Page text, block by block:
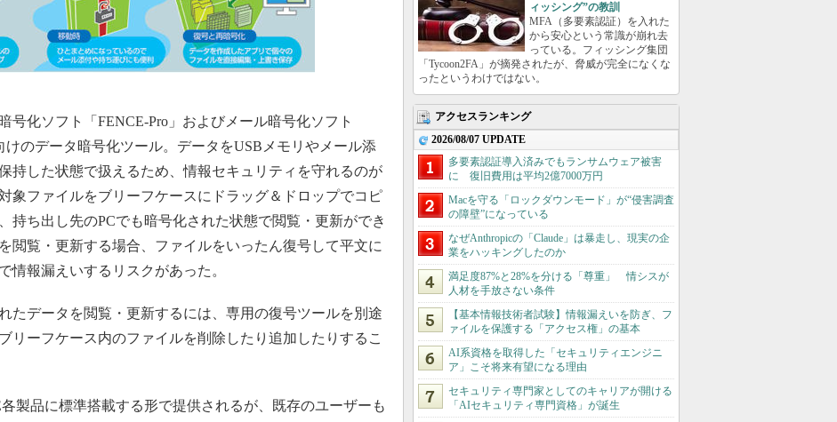
化ソフト「FENCE-Pro」およびメール暗号化ソフト
けのデータ暗号化ツール。データをUSBメモリやメール添
持した状態で扱えるため、情報セキュリティを守れるのが
象ファイルをブリーフケースにドラッグ＆ドロップでコピ
持ち出し先のPCでも暗号化された状態で閲覧・更新ができ
閲覧・更新する場合、ファイルをいったん復号して平文に
情報漏えいするリスクがあった。
たデータを閲覧・更新するには、専用の復号ツールを別途
リーフケース内のファイルを削除したり追加したりするこ
製品に標準搭載する形で提供されるが、既存のユーザーも
ィッシング”の教訓
MFA（多要素認証）を入れた
から安心という常識が崩れ去
っている。フィッシング集団
「Tycoon2FA」が摘発されたが、脅威が完全になくな
ったというわけではない。
アクセスランキング
2026/08/07 UPDATE
多要素認証導入済みでもランサムウェア被害
に 復旧費用は平均2億7000万円
Macを守る「ロックダウンモード」が“侵害調査
の障壁”になっている
なぜAnthropicの「Claude」は暴走し、現実の企
業をハッキングしたのか
満足度87%と28%を分ける「尊重」 情シスが
人材を手放さない条件
【基本情報技術者試験】情報漏えいを防ぎ、フ
ァイルを保護する「アクセス権」の基本
AI系資格を取得した「セキュリティエンジニ
ア」こそ将来有望になる理由
セキュリティ専門家としてのキャリアが開ける
「AIセキュリティ専門資格」が誕生